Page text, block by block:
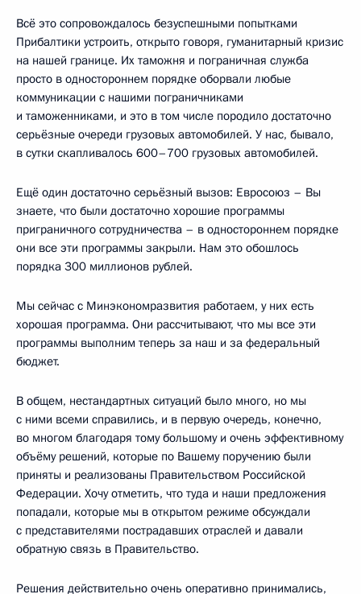
Всё это сопровождалось безуспешными попытками
Прибалтики устроить, открыто говоря, гуманитарный кризис
на нашей границе. Их таможня и пограничная служба
просто в одностороннем порядке оборвали любые
коммуникации с нашими пограничниками
и таможенниками, и это в том числе породило достаточно
серьёзные очереди грузовых автомобилей. У нас, бывало,
в сутки скапливалось 600–700 грузовых автомобилей.
Ещё один достаточно серьёзный вызов: Евросоюз – Вы
знаете, что были достаточно хорошие программы
приграничного сотрудничества – в одностороннем порядке
они все эти программы закрыли. Нам это обошлось
порядка 300 миллионов рублей.
Мы сейчас с Минэкономразвития работаем, у них есть
хорошая программа. Они рассчитывают, что мы все эти
программы выполним теперь за наш и за федеральный
бюджет.
В общем, нестандартных ситуаций было много, но мы
с ними всеми справились, и в первую очередь, конечно,
во многом благодаря тому большому и очень эффективному
объёму решений, которые по Вашему поручению были
приняты и реализованы Правительством Российской
Федерации. Хочу отметить, что туда и наши предложения
попадали, которые мы в открытом режиме обсуждали
с представителями пострадавших отраслей и давали
обратную связь в Правительство.
Решения действительно очень оперативно принимались,